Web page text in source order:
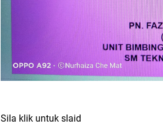
Sila klik untuk slaid